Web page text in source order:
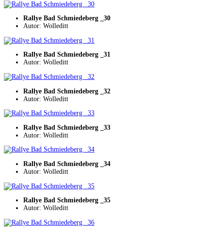
Rallye Bad Schmiedeberg _30
Autor: Wolleditt
Rallye Bad Schmiedeberg _31
Autor: Wolleditt
Rallye Bad Schmiedeberg _32
Autor: Wolleditt
Rallye Bad Schmiedeberg _33
Autor: Wolleditt
Rallye Bad Schmiedeberg _34
Autor: Wolleditt
Rallye Bad Schmiedeberg _35
Autor: Wolleditt